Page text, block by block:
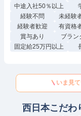
中途入社50％以上
経験不問
未経験
経験者歓迎
有資格
賞与あり
ブラン
固定給25万円以上
いま見
西日本こだ